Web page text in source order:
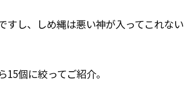
すし、しめ縄は悪い神が入ってこれない
個に絞ってご紹介。